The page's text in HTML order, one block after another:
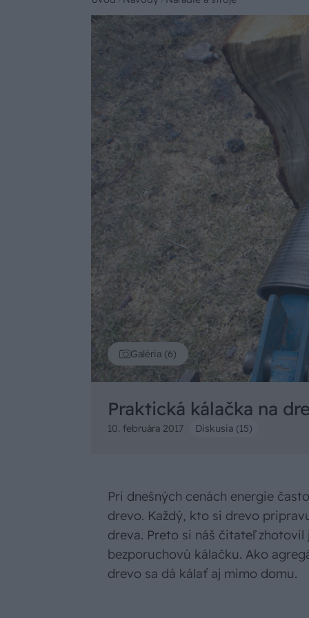
Galéria (6)
Praktická kálačka na
10. februára 2017 Diskusia (15)
Pri dnešných cenách energie
drevo. Každý, kto si drevo
dreva. Preto si náš čitateľ
bezporuchovú kálačku. Ako
drevo sa dá kálať aj mimo domu.